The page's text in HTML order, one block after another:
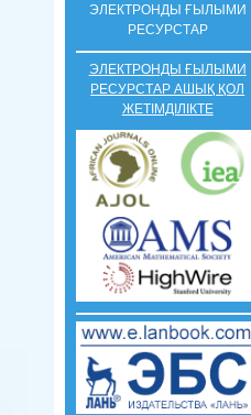
ЭЛЕКТРОНДЫ ҒЫЛЫМИ
РЕСУРСТАР
ЭЛЕКТРОНДЫ ҒЫЛЫМИ
РЕСУРСТАР АШЫҚ ҚОЛ
ЖЕТІМДІЛІКТЕ